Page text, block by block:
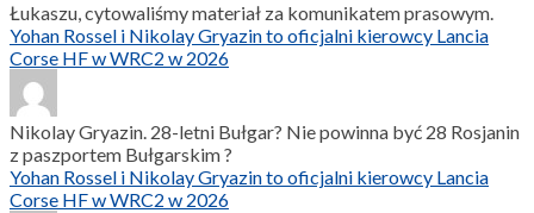
Łukaszu, cytowaliśmy materiał za komunikatem prasowym.
Yohan Rossel i Nikolay Gryazin to oficjalni kierowcy Lancia
Corse HF w WRC2 w 2026
Nikolay Gryazin. 28-letni Bułgar? Nie powinna być 28 Rosjanin
z paszportem Bułgarskim ?
Yohan Rossel i Nikolay Gryazin to oficjalni kierowcy Lancia
Corse HF w WRC2 w 2026